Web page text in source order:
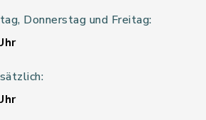
Donnerstag und Freitag: